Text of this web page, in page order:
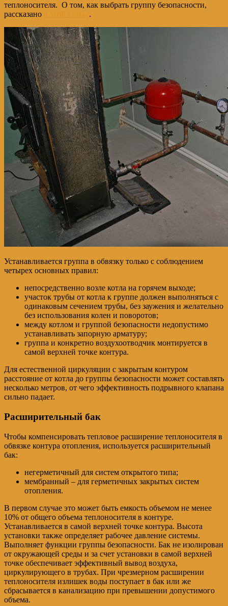
теплоносителя. О том, как выбрать группу безопасности,
рассказано
.
Устанавливается группа в обвязку только с соблюдением
четырех основных правил:
непосредственно возле котла на горячем выходе;
участок трубы от котла к группе должен выполняться с
одинаковым сечением трубы, без заужения и желательно
без использования колен и поворотов;
между котлом и группой безопасности недопустимо
устанавливать запорную арматуру;
группа и конкретно воздухоотводчик монтируется в
самой верхней точке контура.
Для естественной циркуляции с закрытым контуром
расстояние от котла до группы безопасности может составлять
несколько метров, от чего эффективность подрывного клапана
сильно падает.
Расширительный бак
Чтобы компенсировать тепловое расширение теплоносителя в
обвязке контура отопления, используется расширительный
бак:
негерметичный для систем открытого типа;
мембранный – для герметичных закрытых систем
отопления.
В первом случае это может быть емкость объемом не менее
10% от общего объема теплоносителя в контуре.
Устанавливается в самой верхней точке контура. Высота
установки также определяет рабочее давление системы.
Выполняет функции группы безопасности. Бак не изолирован
от окружающей среды и за счет установки в самой верхней
точке обеспечивает эффективный вывод воздуха,
циркулирующего в трубах. При чрезмерном расширении
теплоносителя излишек воды поступает в бак или же
сбрасывается в канализацию при превышении допустимого
объема.